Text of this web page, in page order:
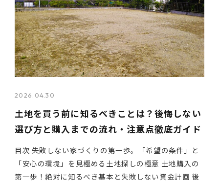
2026.04.30
土地を買う前に知るべきことは？後悔しない
選び方と購入までの流れ・注意点徹底ガイド
目次 失敗しない家づくりの第一歩。「希望の条件」と
「安心の環境」を見極める土地探しの極意 土地購入の
第一歩！絶対に知るべき基本と失敗しない資金計画 後